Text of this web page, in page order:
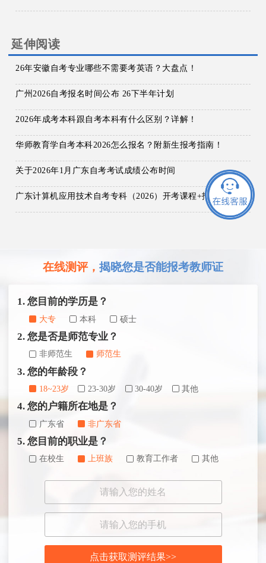
延伸阅读
26年安徽自考专业哪些不需要考英语？大盘点！
广州2026自考报名时间公布 26下半年计划
2026年成考本科跟自考本科有什么区别？详解！
华师教育学自考本科2026怎么报名？附新生报考指南！
关于2026年1月广东自考考试成绩公布时间
广东计算机应用技术自考专科（2026）开考课程+报名指南
在线测评， 揭晓您是否能报考教师证
1. 您目前的学历是？
大专 本科 硕士
2. 您是否是师范专业？
非师范生 师范生
3. 您的年龄段？
18~23岁 23-30岁 30-40岁 其他
4. 您的户籍所在地是？
广东省 非广东省
5. 您目前的职业是？
在校生 上班族 教育工作者 其他
点击获取测评结果>>